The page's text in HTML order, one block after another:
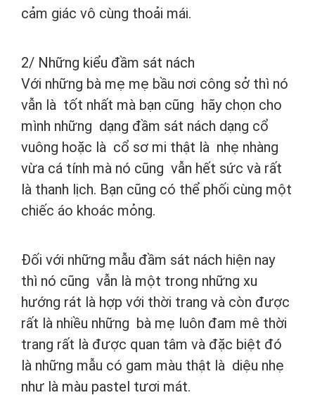
cảm giác vô cùng thoải mái.
2/ Những kiểu đầm sát nách
Với những bà mẹ mẹ bầu nơi công sở thì nó
vẫn là tốt nhất mà bạn cũng hãy chọn cho
mình những dạng đầm sát nách dạng cổ
vuông hoặc là cổ sơ mi thật là nhẹ nhàng
vừa cá tính mà nó cũng vẫn hết sức và rất
là thanh lịch. Bạn cũng có thể phối cùng một
chiếc áo khoác mỏng.
Đối với những mẫu đầm sát nách hiện nay
thì nó cũng vẫn là một trong những xu
hướng rát là hợp với thời trang và còn được
rất là nhiều những bà mẹ luôn đam mê thời
trang rất là được quan tâm và đặc biệt đó
là những mẫu có gam màu thật là diệu nhẹ
như là màu pastel tươi mát.